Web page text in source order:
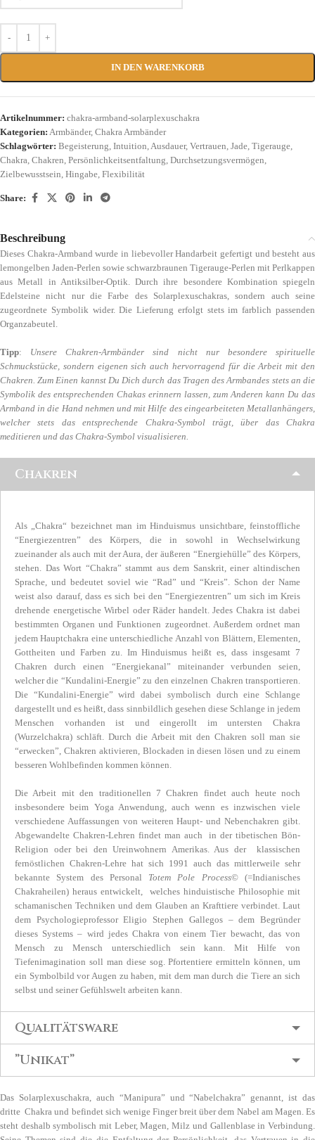
IN DEN WARENKORB
Artikelnummer: chakra-armband-solarplexuschakra
Kategorien: Armbänder, Chakra Armbänder
Schlagwörter: Begeisterung, Intuition,Ausdauer, Vertrauen, Jade, Tigerauge,
Chakra, Chakren, Persönlichkeitsentfaltung, Durchsetzungsvermögen,
Zielbewusstsein, Hingabe, Flexibilität
Share:
Beschreibung
Dieses Chakra-Armband wurde in liebevoller Handarbeit gefertigt und besteht aus
lemongelben Jaden-Perlen sowie schwarzbraunen Tigerauge-Perlen mit Perlkappen
aus Metall in Antiksilber-Optik. Durch ihre besondere Kombination spiegeln
Edelsteine nicht nur die Farbe des Solarplexuschakras, sondern auch seine
zugeordnete Symbolik wider. Die Lieferung erfolgt stets im farblich passenden
Organzabeutel.
Tipp: Unsere Chakren-Armbänder sind nicht nur besondere spirituelle
Schmuckstücke, sondern eigenen sich auch hervorragend für die Arbeit mit den
Chakren. Zum Einen kannst Du Dich durch das Tragen des Armbandes stets an die
Symbolik des entsprechenden Chakas erinnern lassen, zum Anderen kann Du das
Armband in die Hand nehmen und mit Hilfe des eingearbeiteten Metallanhängers,
welcher stets das entsprechende Chakra-Symbol trägt, über das Chakra
meditieren und das Chakra-Symbol visualisieren.
Chakren
Als „Chakra“ bezeichnet man im Hinduismus unsichtbare, feinstoffliche
“Energiezentren” des Körpers, die in sowohl in Wechselwirkung
zueinander als auch mit der Aura, der äußeren “Energiehülle” des Körpers,
stehen. Das Wort “Chakra” stammt aus dem Sanskrit, einer altindischen
Sprache, und bedeutet soviel wie “Rad” und “Kreis”. Schon der Name
weist also darauf, dass es sich bei den “Energiezentren” um sich im Kreis
drehende energetische Wirbel oder Räder handelt. Jedes Chakra ist dabei
bestimmten Organen und Funktionen zugeordnet. Außerdem ordnet man
jedem Hauptchakra eine unterschiedliche Anzahl von Blättern, Elementen,
Gottheiten und Farben zu. Im Hinduismus heißt es, dass insgesamt 7
Chakren durch einen “Energiekanal” miteinander verbunden seien,
welcher die “Kundalini-Energie” zu den einzelnen Chakren transportieren.
Die “Kundalini-Energie” wird dabei symbolisch durch eine Schlange
dargestellt und es heißt, dass sinnbildlich gesehen diese Schlange in jedem
Menschen vorhanden ist und eingerollt im untersten Chakra
(Wurzelchakra) schläft. Durch die Arbeit mit den Chakren soll man sie
“erwecken”, Chakren aktivieren, Blockaden in diesen lösen und zu einem
besseren Wohlbefinden kommen können.
Die Arbeit mit den traditionellen 7 Chakren findet auch heute noch
insbesondere beim Yoga Anwendung, auch wenn es inzwischen viele
verschiedene Auffassungen von weiteren Haupt- und Nebenchakren gibt.
Abgewandelte Chakren-Lehren findet man auch in der tibetischen Bön-
Religion oder bei den Ureinwohnern Amerikas. Aus der klassischen
fernöstlichen Chakren-Lehre hat sich 1991 auch das mittlerweile sehr
bekannte System des Personal Totem Pole Process©(=Indianisches
Chakraheilen) heraus entwickelt, welches hinduistische Philosophie mit
schamanischen Techniken und dem Glauben an Krafttiere verbindet. Laut
dem Psychologieprofessor Eligio Stephen Gallegos – dem Begründer
dieses Systems – wird jedes Chakra von einem Tier bewacht, das von
Mensch zu Mensch unterschiedlich sein kann. Mit Hilfe von
Tiefenimagination soll man diese sog. Pfortentiere ermitteln können, um
ein Symbolbild vor Augen zu haben, mit dem man durch die Tiere an sich
selbst und seiner Gefühlswelt arbeiten kann.
Qualitätsware
”Unikat”
Das Solarplexuschakra, auch “Manipura” und “Nabelchakra” genannt, ist das
dritte Chakra und befindet sich wenige Finger breit über dem Nabel am Magen. Es
steht deshalb symbolisch mit Leber, Magen, Milz und Gallenblase in Verbindung.